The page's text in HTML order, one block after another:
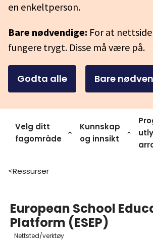
en enkeltperson.
Bare nødvendige: For at
fungere trygt. Disse må være på.
Godta alle Bare
Velg ditt
fagområde
Kunnskap
og innsikt
>Ressurser
European School
Platform (ESEP)
Nettsted/verktøy